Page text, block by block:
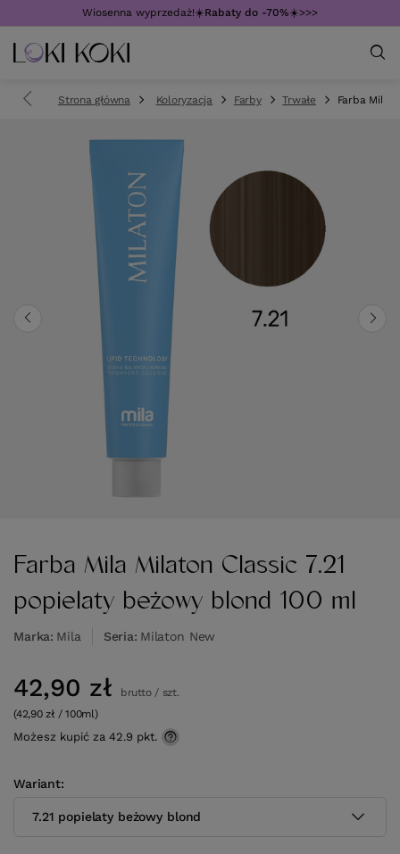
Wiosenna wyprzedaż!☀️Rabaty do -70%☀️>>>
Strona główna Koloryzacja Farby Trwałe Farba Mila
Farba Mila Milaton Classic 7.21
popielaty beżowy blond 100 ml
Marka Mila Seria Milaton New
Wariant
7.21 popielaty beżowy blond
42,90 zł brutto/ szt.
(42,90 zł / 100ml)
Możesz kupić za 42.9 pkt.